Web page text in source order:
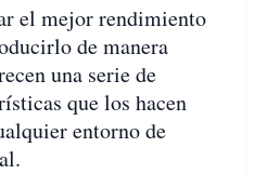
el mejor rendimiento
de manera
una serie de
que los hacen
entorno de